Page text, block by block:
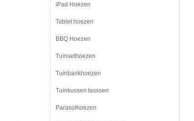
iPad Hoezen
Tablet hoezen
BBQ Hoezen
Tuinsethoezen
Tuinbankhoezen
Tuinkussen tasssen
Parasolhoezen